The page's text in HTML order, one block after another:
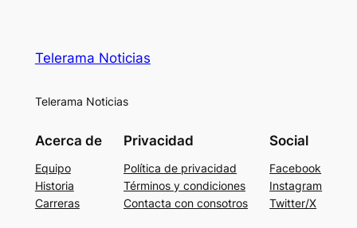
Telerama Noticias
Telerama Noticias
Acerca de
Equipo
Historia
Carreras
Privacidad
Política de privacidad
Términos y condiciones
Contacta con consotros
Social
Facebook
Instagram
Twitter/X